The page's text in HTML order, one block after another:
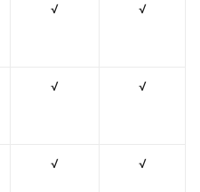
√ √
√ √
√ √